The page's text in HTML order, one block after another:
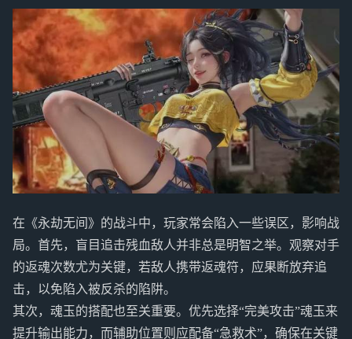
在《永劫无间》的战斗中，玩家常会陷入一些误区，影响战
局。首先，盲目追击残血敌人并非总是明智之举。观察对手
的返魂次数尤为关键，若敌人携带返魂符，应果断放弃追
击，以免陷入被反杀的陷阱。
其次，魂玉的搭配也至关重要。优先选择“完美攻击”魂玉来
提升输出能力，而辅助位置则应配备“急救术”，确保在关键